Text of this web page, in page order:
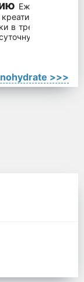
Ежедневно
с 300
в
дозу.
>>>